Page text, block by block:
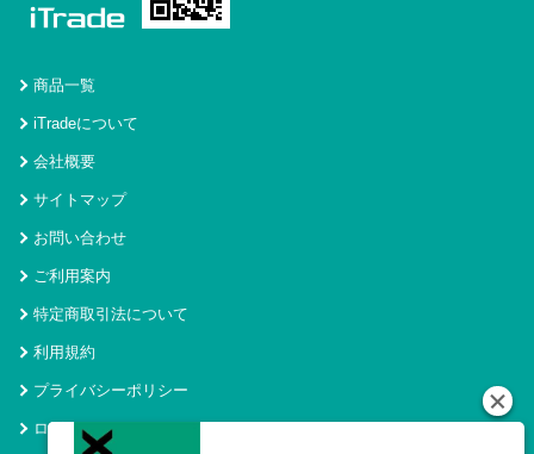
商品一覧
iTradeについて
会社概要
サイトマップ
お問い合わせ
ご利用案内
特定商取引法について
利用規約
プライバシーポリシー
ログイン